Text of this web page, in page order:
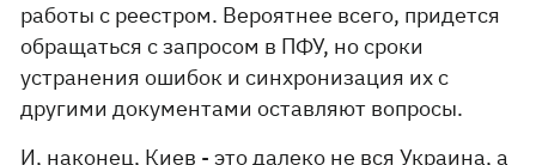
работы с реестром. Вероятнее всего, придется
обращаться с запросом в ПФУ, но сроки
устранения ошибок и синхронизация их с
другими документами оставляют вопросы.
И, наконец, Киев - это далеко не вся Украина, а